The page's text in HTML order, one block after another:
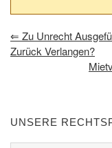
⇐ Zu Unrecht
Zurück Verlangen?
UNSERE